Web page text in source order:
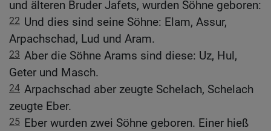
und älteren Bruder Jafets, wurden Söhne geboren:
22 Und dies sind seine Söhne: Elam, Assur,
Arpachschad, Lud und Aram.
23 Aber die Söhne Arams sind diese: Uz, Hul,
Geter und Masch.
24 Arpachschad aber zeugte Schelach, Schelach
zeugte Eber.
25 Eber wurden zwei Söhne geboren. Einer hieß